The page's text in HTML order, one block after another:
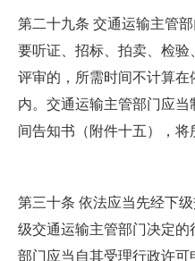
第二十九条 交通运输主管
要听证、招标、拍卖、检
评审的，所需时间不计算
内。交通运输主管部门应
间告知书（附件十五），将
第三十条 依法应当先经下
级交通运输主管部门决定
部门应当自其受理行政许